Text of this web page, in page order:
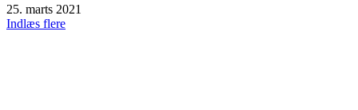
25. marts 2021
Indlæs flere